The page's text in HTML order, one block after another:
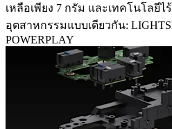
เหลือเพียง 7 กรัม และเทคโนโลยี
อุตสาหกรรมแบบเดียวกัน:
POWERPLAY